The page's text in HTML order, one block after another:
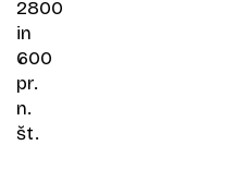
2800
in
600
pr.
n.
št.